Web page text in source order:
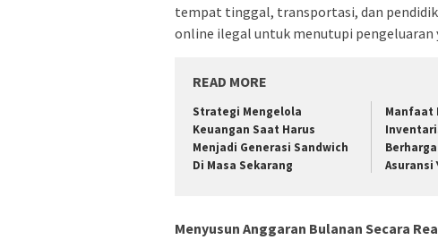
tempat tinggal, transportasi, dan
online ilegal untuk menutupi pengeluaran
READ MORE
Strategi Mengelola
Keuangan Saat Harus
Menjadi Generasi Sandwich
Di Masa Sekarang
Manfaat
Asuransi
Menyusun Anggaran Bulanan Secara